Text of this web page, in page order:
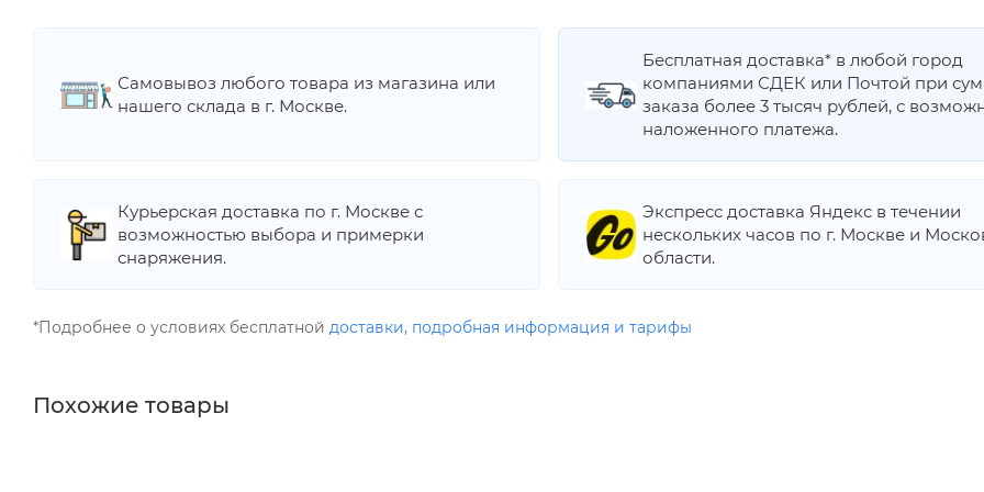
Самовывоз любого товара из магазина или
нашего склада в г. Москве.
Бесплатная доставка* в любой город
компаниями СДЕК или Почтой при
заказа более 3 тысяч рублей, с
наложенного платежа.
Курьерская доставка по г. Москве с
возможностью выбора и примерки
снаряжения.
Экспресс доставка Яндекс в течении
нескольких часов по г. Москве и
области.
*Подробнее о условиях бесплатной доставки, подробная информация и тарифы
Похожие товары